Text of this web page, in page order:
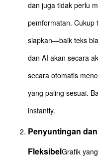
dan juga tidak perlu
pemformatan. Cukup
siapkan—baik teks
dan AI akan secara
secara otomatis
yang paling sesuai.
instantly.
Penyuntingan
FleksibelGrafik